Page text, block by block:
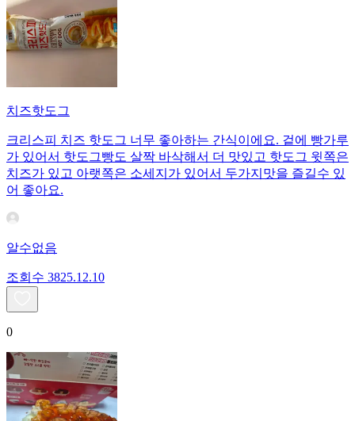
치즈핫도그
크리스피 치즈 핫도그 너무 좋아하는 간식이에요. 겉에 빵가루
가 있어서 핫도그빵도 살짝 바삭해서 더 맛있고 핫도그 윗쪽은
치즈가 있고 아랫쪽은 소세지가 있어서 두가지맛을 즐길수 있
어 좋아요.
알수없음
조회수 3825.12.10
0